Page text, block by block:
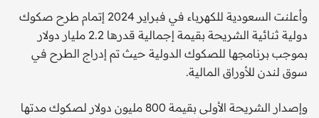
وأعلنت السعودية للكهرباء في فبراير 2024 إتمام طرح صكوك
دولية ثنائية الشريحة بقيمة إجمالية قدرها 2.2 مليار دولار
بموجب برنامجها للصكوك الدولية حيث تم إدراج الطرح في
سوق لندن للأوراق المالية.
وإصدار الشريحة الأولى بقيمة 800 مليون دولار لصكوك مدتها